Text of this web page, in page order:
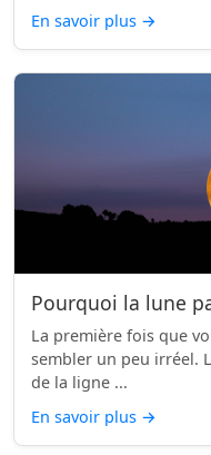
En savoir plus →
Pourquoi la lune
La première fois que
sembler un peu irréel.
de la ligne ...
En savoir plus →